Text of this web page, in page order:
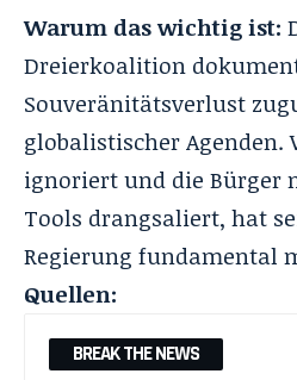
Warum das wichtig ist:
Dreierkoalition
Souveränitätsverlust
globalistischer Agenden.
ignoriert und die Bürger
Tools drangsaliert, hat
Regierung fundamental
Quellen:
BREAK THE NEWS